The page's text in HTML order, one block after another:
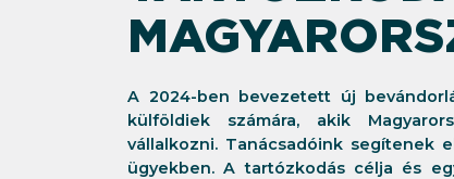
A 2024-ben bevezetett új
külföldiek számára, akik
vállalkozni. Tanácsadóink segítenek
ügyekben. A tartózkodás célja és